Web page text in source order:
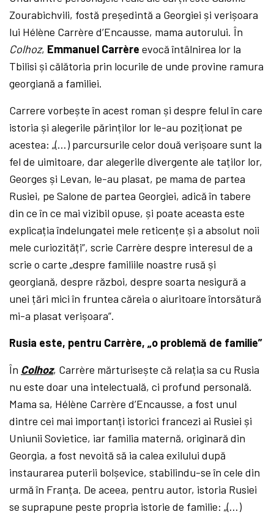
Zourabichvili, fostă președintă a Georgiei și verișoara
lui Hélène Carrère d’Encausse, mama autorului. În
Colhoz, Emmanuel Carrèreevocă întâlnirea lor la
Tbilisi și călătoria prin locurile de unde provine ramura
georgiană a familiei.
Carrere vorbește în acest roman și despre felul în care
istoria și alegerile părinților lor le-au poziționat pe
acestea: „(…) parcursurile celor două verișoare sunt la
fel de uimitoare, dar alegerile divergente ale taților lor,
Georges și Levan, le-au plasat, pe mama de partea
Rusiei, pe Salone de partea Georgiei, adică în tabere
din ce în ce mai vizibil opuse, și poate aceasta este
explicația îndelungatei mele reticențe și a absolut noii
mele curiozități”, scrie Carrère despre interesul de a
scrie o carte „despre familiile noastre rusă și
georgiană, despre război, despre soarta nesigură a
unei țări mici în fruntea căreia o aiuritoare întorsătură
mi-a plasat verișoara”.
Rusia este, pentru Carrère, „o problemă de familie”
În Colhoz, Carrère mărturisește că relația sa cu Rusia
nu este doar una intelectuală, ci profund personală.
Mama sa, Hélène Carrère d’Encausse, a fost unul
dintre cei mai importanți istorici francezi ai Rusiei și
Uniunii Sovietice, iar familia maternă, originară din
Georgia, a fost nevoită să ia calea exilului după
instaurarea puterii bolșevice, stabilindu-se în cele din
urmă în Franța. De aceea, pentru autor, istoria Rusiei
se suprapune peste propria istorie de familie: „(…)